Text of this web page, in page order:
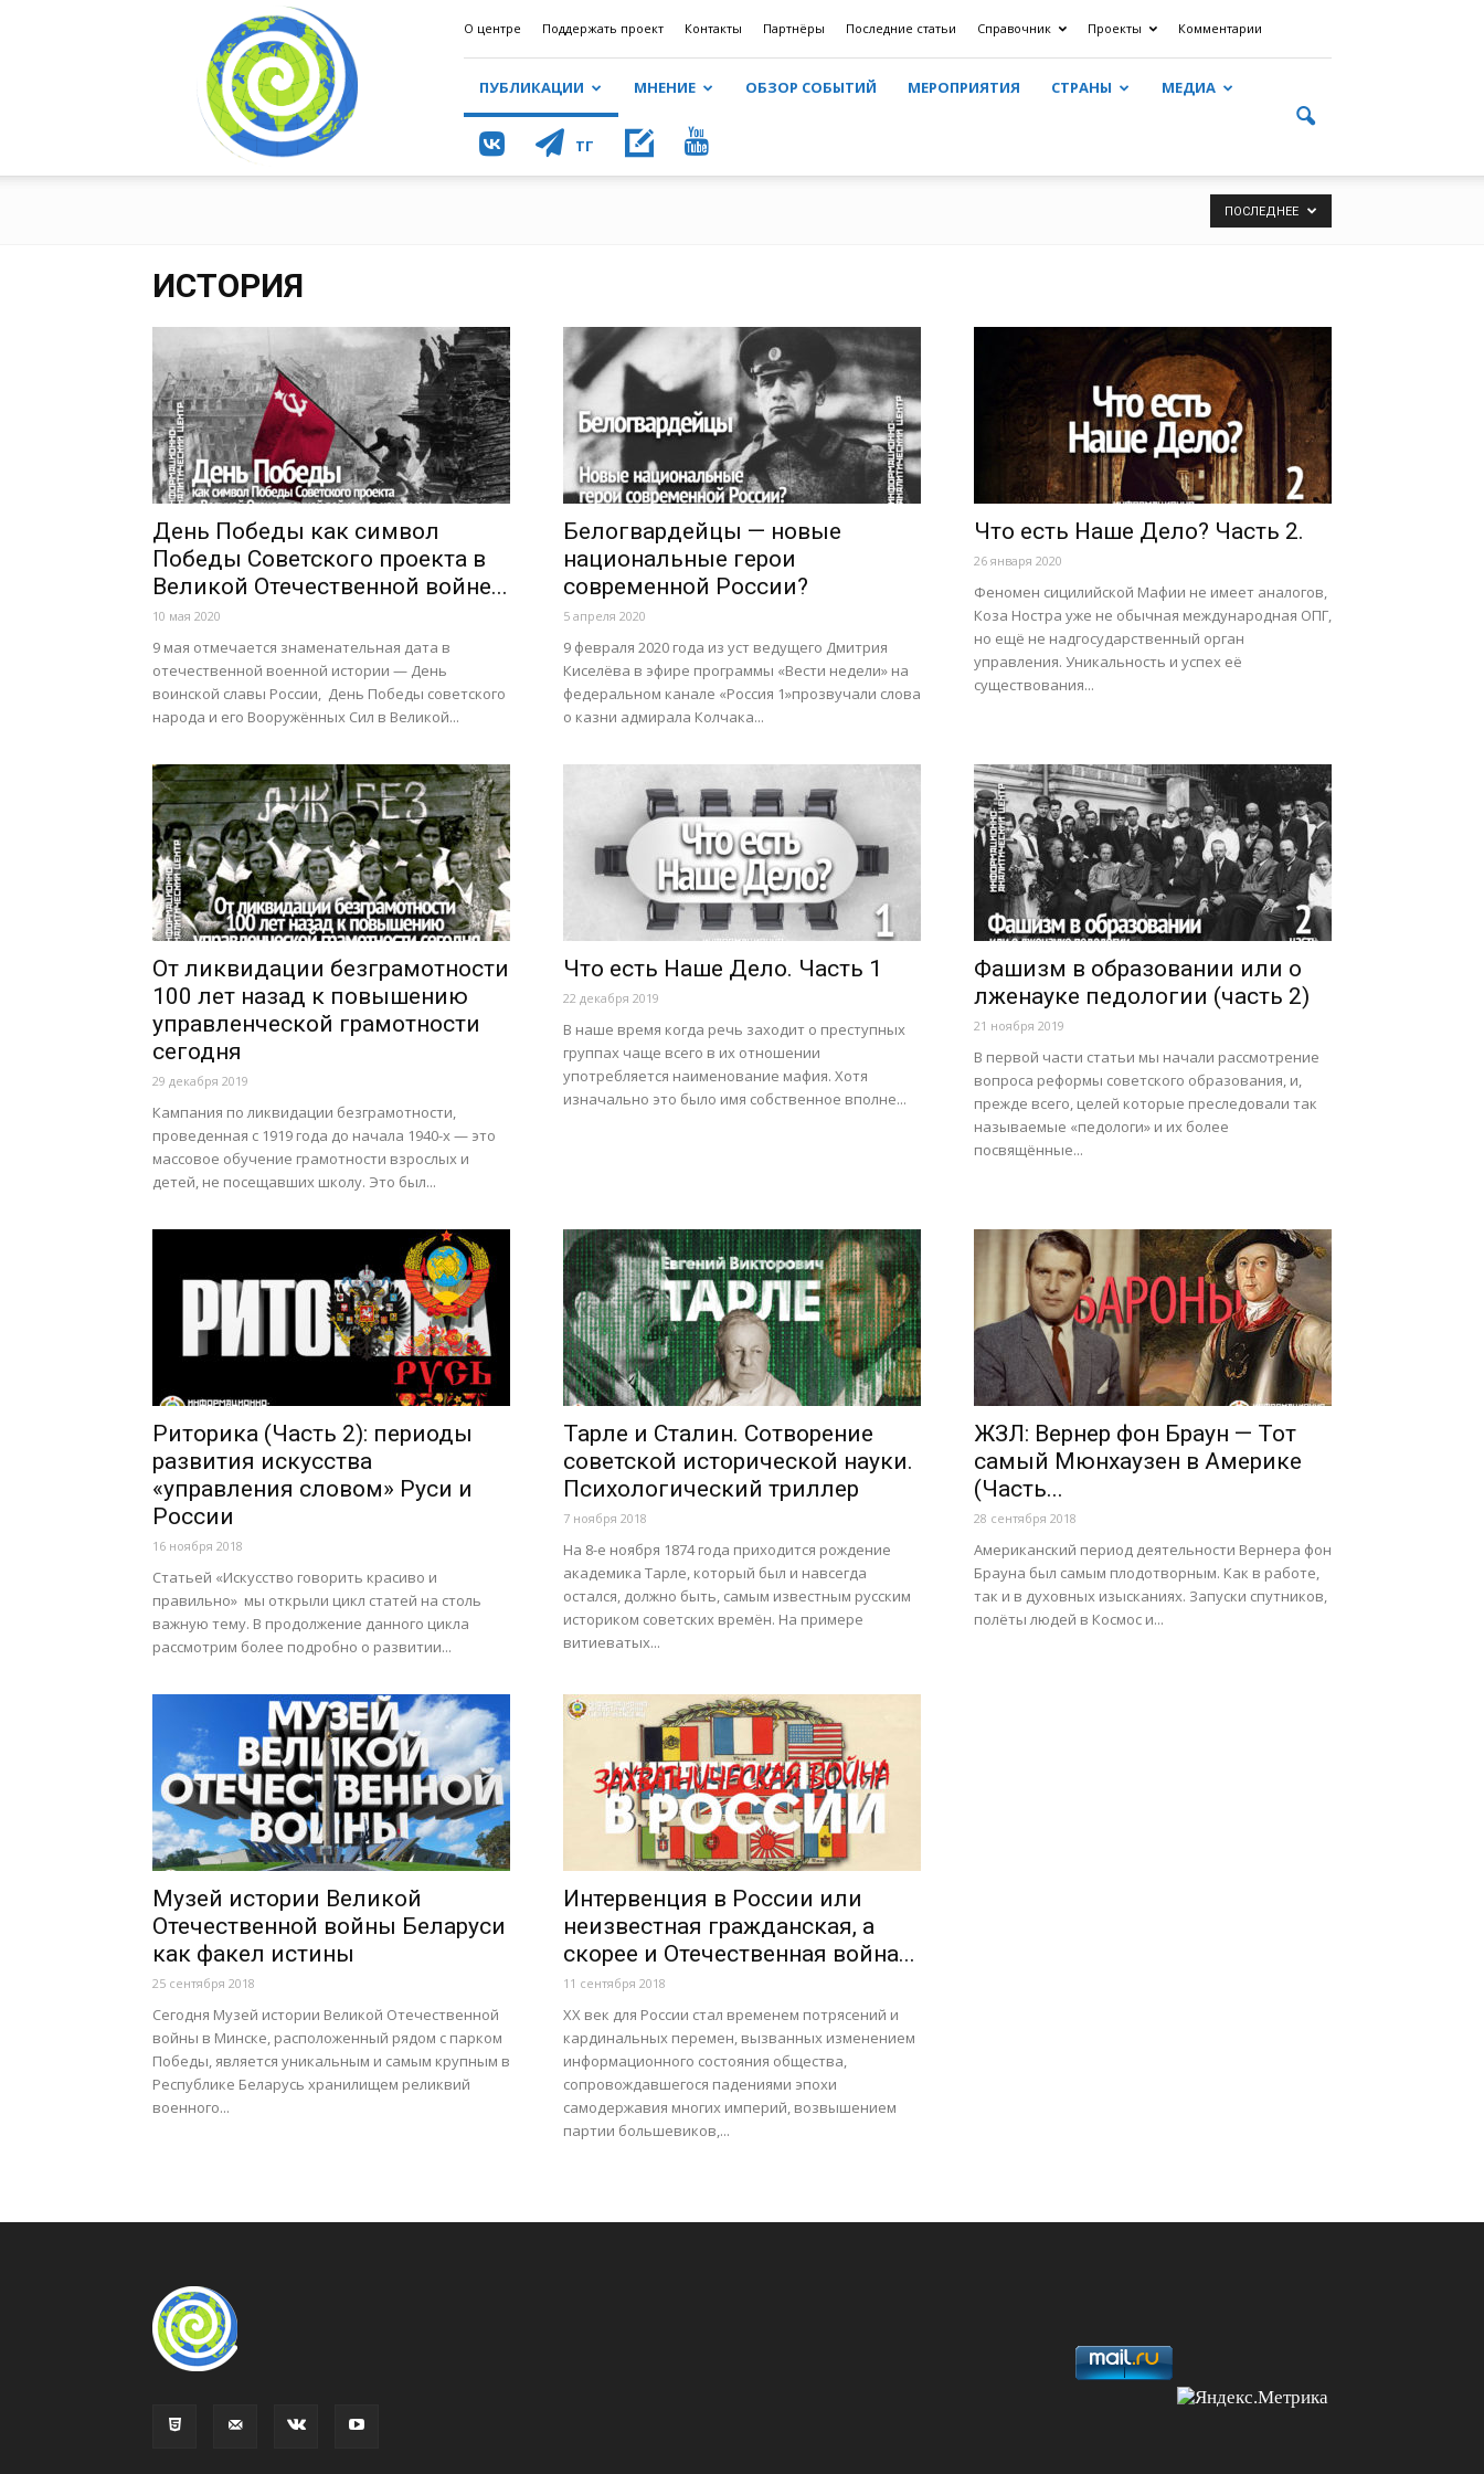
ИнформаЦентр
О центре Поддержать проект Контакты Партнёры Последние статьи Справочник Проекты Комментарии
ПУБЛИКАЦИИ МНЕНИЕ ОБЗОР СОБЫТИЙ МЕРОПРИЯТИЯ СТРАНЫ МЕДИА
ТГ КОНТ
ПОСЛЕДНЕЕ
ИСТОРИЯ
День Победы как символ
Победы Советского проекта в
Великой Отечественной войне...
10 мая 2020
9 мая отмечается знаменательная дата в
отечественной военной истории — День
воинской славы России, День Победы советского
народа и его Вооружённых Сил в Великой...
Белогвардейцы — новые
национальные герои
современной России?
5 апреля 2020
9 февраля 2020 года из уст ведущего Дмитрия
Киселёва в эфире программы «Вести недели» на
федеральном канале «Россия 1»прозвучали слова
о казни адмирала Колчака...
Что есть Наше Дело? Часть 2.
26 января 2020
Феномен сицилийской Мафии не имеет аналогов,
Коза Ностра уже не обычная международная ОПГ,
но ещё не надгосударственный орган
управления. Уникальность и успех её
существования...
От ликвидации безграмотности
100 лет назад к повышению
управленческой грамотности
сегодня
29 декабря 2019
Кампания по ликвидации безграмотности,
проведенная с 1919 года до начала 1940-х — это
массовое обучение грамотности взрослых и
детей, не посещавших школу. Это был...
Что есть Наше Дело. Часть 1
22 декабря 2019
В наше время когда речь заходит о преступных
группах чаще всего в их отношении
употребляется наименование мафия. Хотя
изначально это было имя собственное вполне...
Фашизм в образовании или о
лженауке педологии (часть 2)
21 ноября 2019
В первой части статьи мы начали рассмотрение
вопроса реформы советского образования, и,
прежде всего, целей которые преследовали так
называемые «педологи» и их более
посвящённые...
Риторика (Часть 2): периоды
развития искусства
«управления словом» Руси и
России
16 ноября 2018
Статьей «Искусство говорить красиво и
правильно» мы открыли цикл статей на столь
важную тему. В продолжение данного цикла
рассмотрим более подробно о развитии...
Тарле и Сталин. Сотворение
советской исторической науки.
Психологический триллер
7 ноября 2018
На 8-е ноября 1874 года приходится рождение
академика Тарле, который был и навсегда
остался, должно быть, самым известным русским
историком советских времён. На примере
витиеватых...
ЖЗЛ: Вернер фон Браун — Тот
самый Мюнхаузен в Америке
(Часть...
28 сентября 2018
Американский период деятельности Вернера фон
Брауна был самым плодотворным. Как в работе,
так и в духовных изысканиях. Запуски спутников,
полёты людей в Космос и...
Музей истории Великой
Отечественной войны Беларуси
как факел истины
25 сентября 2018
Сегодня Музей истории Великой Отечественной
войны в Минске, расположенный рядом с парком
Победы, является уникальным и самым крупным в
Республике Беларусь хранилищем реликвий
военного...
Интервенция в России или
неизвестная гражданская, а
скорее и Отечественная война...
11 сентября 2018
XX век для России стал временем потрясений и
кардинальных перемен, вызванных изменением
информационного состояния общества,
сопровождавшегося падениями эпохи
самодержавия многих империй, возвышением
партии большевиков,...